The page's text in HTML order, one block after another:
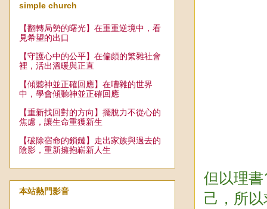
但以理
己，所
simple church
【翻轉局勢的曙光】在重重逆境中，看
見希望的出口
【守護心中的公平】在偏頗的繁雜社會
裡，活出溫暖與正直
【傾聽神並正確回應】在嘈雜的世界
中，學會傾聽神並正確回應
【重新找回對的方向】擺脫力不從心的
焦慮，讓生命重獲新生
【破除宿命的鎖鏈】走出家族與過去的
陰影，重新擁抱嶄新人生
本站熱門影音